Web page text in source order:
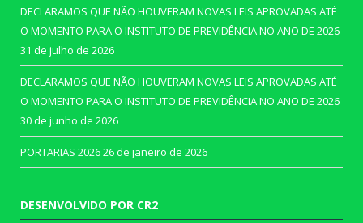
DECLARAMOS QUE NÃO HOUVERAM NOVAS LEIS APROVADAS ATÉ
O MOMENTO PARA O INSTITUTO DE PREVIDÊNCIA NO ANO DE 2026
31 de julho de 2026
DECLARAMOS QUE NÃO HOUVERAM NOVAS LEIS APROVADAS ATÉ
O MOMENTO PARA O INSTITUTO DE PREVIDÊNCIA NO ANO DE 2026
30 de junho de 2026
PORTARIAS 202626 de janeiro de 2026
DESENVOLVIDO POR CR2